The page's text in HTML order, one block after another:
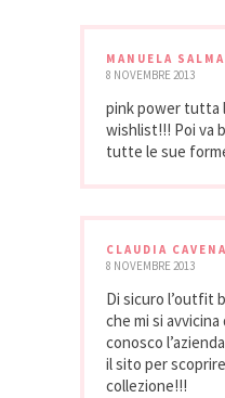
MANUELA
8 NOVEMBRE 2013
pink power tutta
wishlist!!! Poi va
tutte le sue
CLAUDIA
8 NOVEMBRE 2013
Di sicuro l’outfit
che mi si
conosco
il sito per
collezione!!!